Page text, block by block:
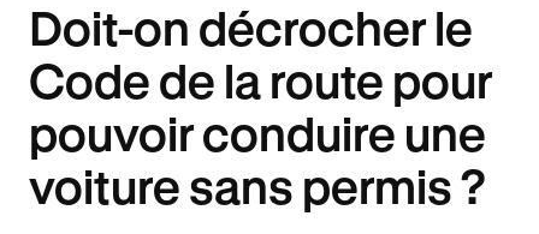
Doit-on décrocher le
Code de la route pour
pouvoir conduire une
voiture sans permis ?